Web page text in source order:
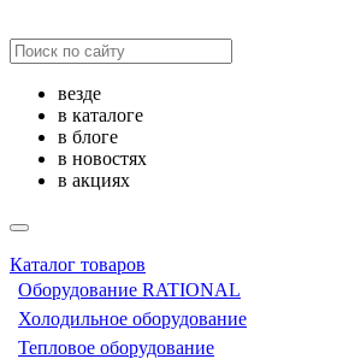
везде
в каталоге
в блоге
в новостях
в акциях
Каталог товаров
Оборудование RATIONAL
Холодильное оборудование
Тепловое оборудование